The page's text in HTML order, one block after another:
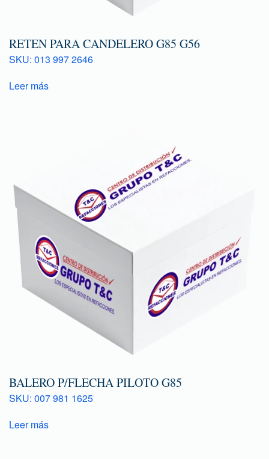
RETEN PARA CANDELERO G85 G56
SKU: 013 997 2646
Leer más
BALERO P/FLECHA PILOTO G85
SKU: 007 981 1625
Leer más